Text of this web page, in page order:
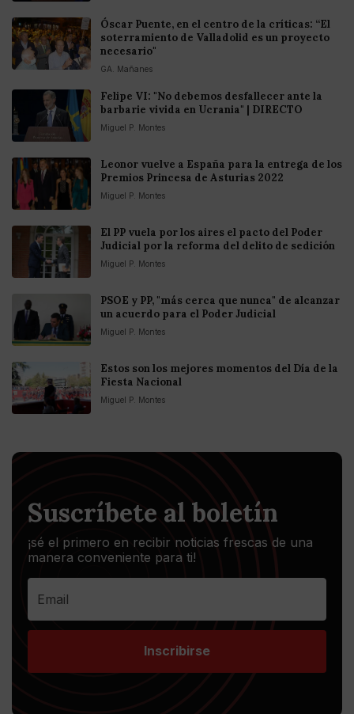
Óscar Puente, en el centro de la críticas: “El
soterramiento de Valladolid es un proyecto
necesario"
GA. Mañanes
Felipe VI: "No debemos desfallecer ante la
barbarie vivida en Ucrania" | DIRECTO
Miguel P. Montes
Leonor vuelve a España para la entrega de los
Premios Princesa de Asturias 2022
Miguel P. Montes
El PP vuela por los aires el pacto del Poder
Judicial por la reforma del delito de sedición
Miguel P. Montes
PSOE y PP, "más cerca que nunca" de alcanzar
un acuerdo para el Poder Judicial
Miguel P. Montes
Estos son los mejores momentos del Día de la
Fiesta Nacional
Miguel P. Montes
Suscríbete al boletín
¡sé el primero en recibir noticias frescas de una
manera conveniente para ti!
Inscribirse